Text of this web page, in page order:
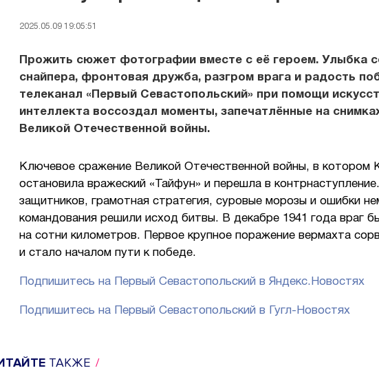
2025.05.09 19:05:51
Прожить сюжет фотографии вместе с её героем. Улыбка
снайпера, фронтовая дружба, разгром врага и радость
телеканал «Первый Севастопольский» при помощи
интеллекта воссоздал моменты, запечатлённые на
Великой Отечественной войны.
Ключевое сражение Великой Отечественной войны, в котором
остановила вражеский «Тайфун» и перешла в
защитников, грамотная стратегия, суровые морозы и ошибки
командования решили исход битвы. В декабре 1941 года враг
на сотни километров. Первое крупное поражение вермахта
и стало началом пути к победе.
Подпишитесь на Первый Севастопольский в Яндекс.Новостях
Подпишитесь на Первый Севастопольский в Гугл-Новостях
ТАКЖЕ